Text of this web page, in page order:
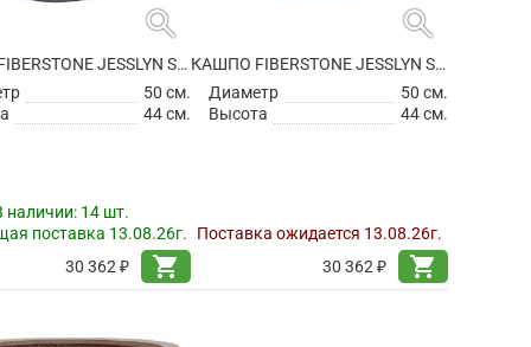
search
КАШПО FIBERSTONE JESSLYN S GREY
50 см.
44 см.
наличии: 14 шт.
поставка 13.08.26г.
30 362 ₽
shopping_cart
search
КАШПО FIBERSTONE JESSLYN S, TAUPE
Диаметр
50 см.
Высота
44 см.
Поставка ожидается 13.08.26г.
30 362 ₽
shopping_cart